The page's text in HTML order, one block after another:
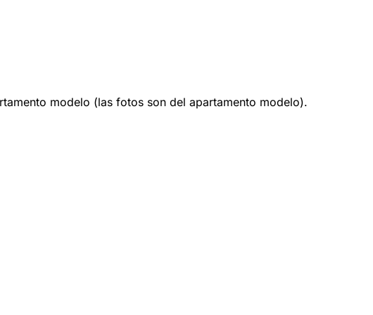
modelo (las fotos son del apartamento modelo).